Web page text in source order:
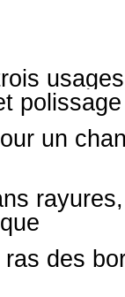
polissage
un
ras des